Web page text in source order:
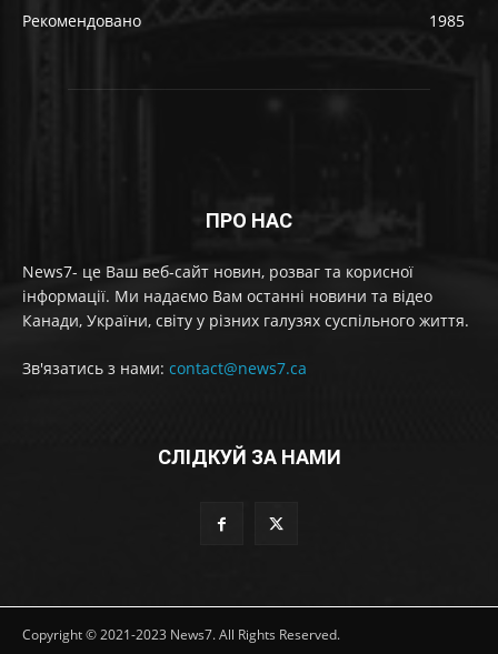
Рекомендовано
1985
ПРО НАС
News7- це Ваш веб-сайт новин, розваг та корисної
інформації. Ми надаємо Вам останні новини та відео
Канади, України, світу у різних галузях суспільного життя.
Зв'язатись з нами: contact@news7.ca
СЛІДКУЙ ЗА НАМИ
Copyright © 2021-2023 News7. All Rights Reserved.